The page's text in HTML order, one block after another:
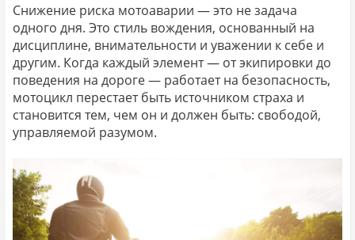
Снижение риска мотоаварии — это не задача
одного дня. Это стиль вождения, основанный на
дисциплине, внимательности и уважении к себе и
другим. Когда каждый элемент — от экипировки до
поведения на дороге — работает на безопасность,
мотоцикл перестает быть источником страха и
становится тем, чем он и должен быть: свободой,
управляемой разумом.